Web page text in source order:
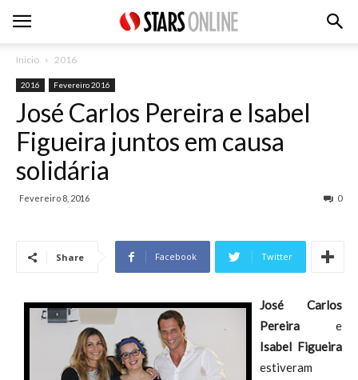
Inicio 2016
2016 Fevereiro 2016
José Carlos Pereira e Isabel
Figueira juntos em causa
solidária
Fevereiro 8, 2016 0
Share Facebook Twitter
José Carlos
Pereira e
Isabel Figueira
estiveram